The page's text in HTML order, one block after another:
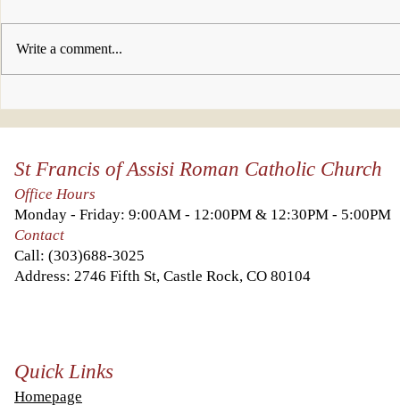
Celebration
Photo Gallery
Carlos's 15th
year
anniversary!
Write a comment...
St Francis of Assisi Roman Catholic Church
Office Hours
Monday - Friday: 9:00AM - 12:00PM & 12:30PM - 5:00PM
Contact
Call: (303)688-3025
Address: 2746 Fifth St, Castle Rock, CO 80104
Quick Links
Homepage